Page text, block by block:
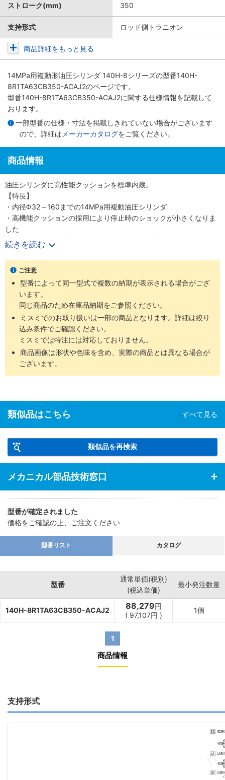
ストローク(mm) 350
支持形式 ロッド側トラニオン
商品詳細をもっと見る
14MPa用複動形油圧シリンダ 140H-8シリーズの型番140H-
8R1TA63CB350-ACAJ2のページです。
型番140H-8R1TA63CB350-ACAJ2に関する仕様情報を記載して
おります。
一部型番の仕様・寸法を掲載しきれていない場合がございます
ので、詳細は メーカーカタログをご覧ください。
商品情報
油圧シリンダに高性能クッションを標準内蔵。
【特長】
・内径Φ32～160までの14MPa用複動油圧シリンダ
・高機能クッションの採用により停止時のショックが小さくなりま
した
・クッションバルブの採用により、クッション調整が容易になりま
した
・クッションバルブは、安全対策として、抜け止め機構を採用しま
した
続きを読む
ご注意
型番によって同一型式で複数の納期が表示される場合がござ
います。
同じ商品のため在庫品納期をご参照ください。
ミスミでのお取り扱いは一部の商品となります。詳細は絞り
込み条件でご確認ください。
ミスミでは特注には対応しておりません。
商品画像は形状や色味を含め、実際の商品とは異なる場合が
ございます。
類似品はこちら すべて見る
類似品を再検索
メカニカル部品技術窓口
型番が確定されました
価格をご確認の上、ご注文ください
型番リスト カタログ
型番
通常単価(税別)
(税込単価)
最小発注数量
140H-8R1TA63CB350-ACAJ2 88,279円
( 97,107円 )
1個
1
商品情報
支持形式